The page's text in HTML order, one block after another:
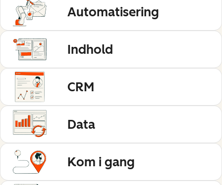
Automatisering
Indhold
CRM
Data
Kom i gang